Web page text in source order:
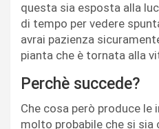
questa sia esposta alla
di tempo per vedere
avrai pazienza
pianta che è tornata alla
Perchè succede?
Che cosa però produce le
molto probabile che si sia